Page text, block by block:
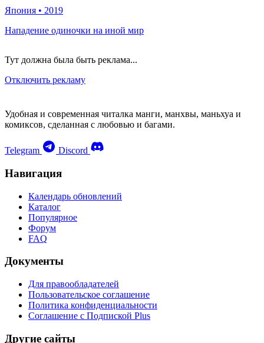
Япония • 2019
Нападение одиночки на иной мир
Тут должна была быть реклама...
Отключить рекламу
Удобная и современная читалка манги, манхвы, маньхуа и
комиксов, сделанная с любовью и багами.
Telegram Discord
Навигация
Календарь обновлений
Каталог
Популярное
Форум
FAQ
Документы
Для правообладателей
Пользовательское соглашение
Политика конфиденциальности
Соглашение с Подпиской Plus
Другие сайты